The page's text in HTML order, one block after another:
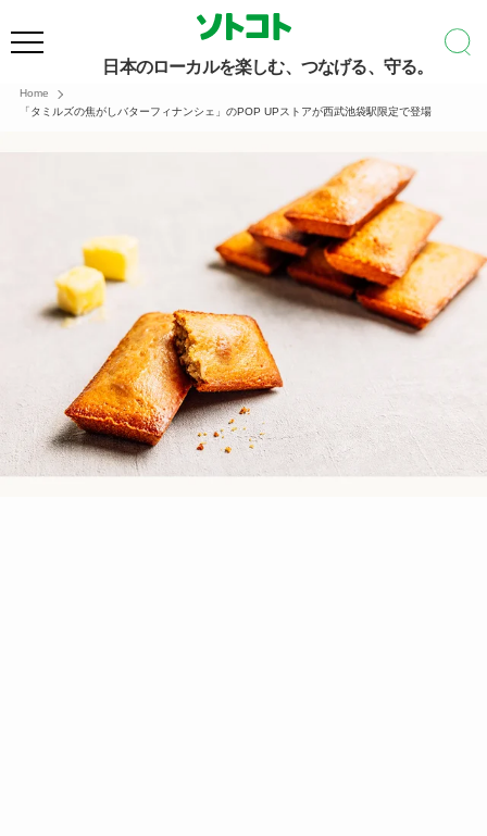
日本のローカルを楽しむ、つなげる、守る。
Home
「タミルズの焦がしバターフィナンシェ」のPOP UPストアが西武池袋駅限定で登場